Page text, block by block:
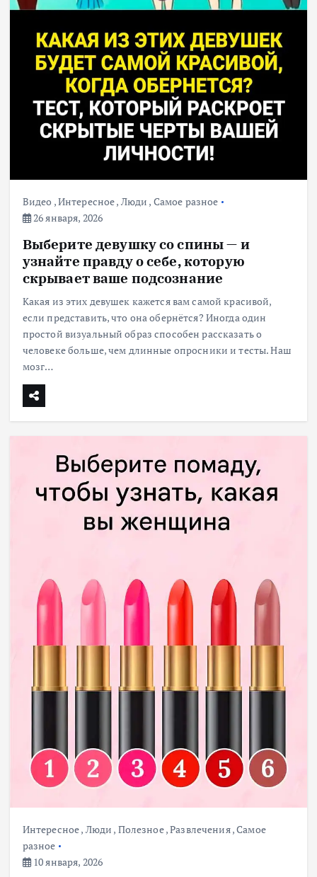
Видео ,Интересное, Люди , Самое разное
26 января, 2026
Выберите девушку со спины — и
узнайте правду о себе, которую
скрывает ваше подсознание
Какая из этих девушек кажется вам самой красивой,
если представить, что она обернётся? Иногда один
простой визуальный образ способен рассказать о
человеке больше, чем длинные опросники и тесты. Наш
мозг…
Интересное, Люди , Полезное,Развлечения,Самое
разное
10 января, 2026